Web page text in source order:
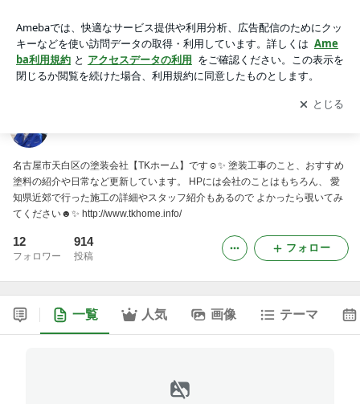
アプリをダウンロードして ブログの更新通知
を受け取りまし
ょう。
開く
名古屋市天白区の塗装会社【TKホーム】です☺✨ 塗装工事のこと、おすすめ
塗料の紹介や日常など更新しています。 HPには会社のことはもちろん、 愛
知県近郊で行った施工の詳細やスタッフ紹介もあるので よかったら覗いてみ
てください☻✨ http://www.tkhome.info/
12
フォロワー
914
投稿
フォロー
一覧 人気 画像 テーマ